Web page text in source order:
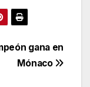
gana en
Mónaco